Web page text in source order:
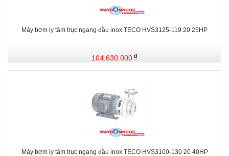
Máy bơm ly tâm trục ngang đầu inox TECO HVS3125-119 20 25HP
104.630.000
Máy bơm ly tâm trục ngang đầu inox TECO HVS3100-130 20 40HP